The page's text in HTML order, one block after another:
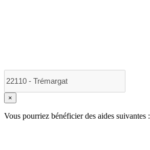
×
Vous pourriez bénéficier des aides suivantes :